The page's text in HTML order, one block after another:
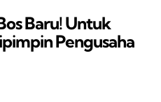
Baru! Untuk
Pengusaha